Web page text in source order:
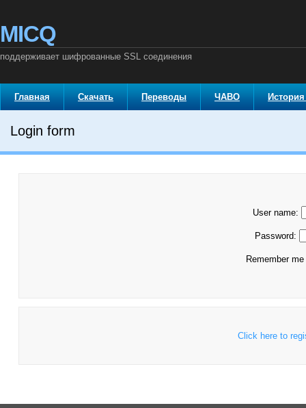
MICQ
поддерживает шифрованные SSL соединения
Главная Скачать Переводы ЧАВО
Login form
User name:
Password:
Remember
Click here to